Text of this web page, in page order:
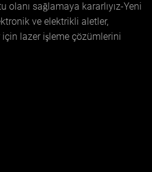
olanı sağlamaya kararlıyız-Yeni
ve elektrikli aletler,
için lazer işleme çözümlerini